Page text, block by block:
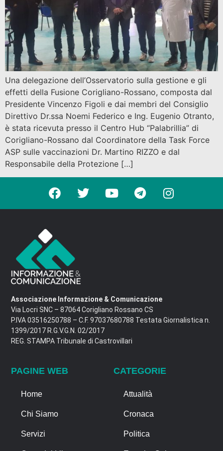
Una delegazione dell’Osservatorio sulla gestione e gli
effetti della Fusione Corigliano-Rossano, composta dal
Presidente Vincenzo Figoli e dai membri del Consiglio
Direttivo Dr.ssa Noemi Federico e Ing. Eugenio Otranto,
è stata ricevuta presso il Centro Hub “Palabrillia” di
Corigliano-Rossano dal Coordinatore della Task Force
ASP sulle vaccinazioni Dr. Martino RIZZO e dal
Responsabile della Protezione […]
Associazione Informazione & Comunicazione
Via Locri SNC – 87064 Corigliano Rossano CS
P.IVA 03516250788 – C.F. 97037680788 Testata Giornalistica n.
1399/2017 R.G.V.G.N. 02/2017
REG. STAMPA Tribunale di Castrovillari
PAGINE WEB
Home
Chi Siamo
Servizi
CATEGORIE
Attualità
Cronaca
Politica